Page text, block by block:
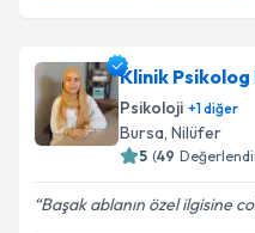
Klinik Psikolog
Psikoloji diğer
Bursa,Nilüfer
(
Başak ablanın özel ilgisine